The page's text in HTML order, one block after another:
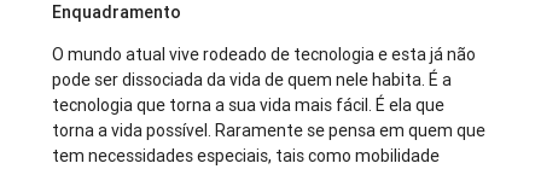
Enquadramento
O mundo atual vive rodeado de tecnologia e esta já não
pode ser dissociada da vida de quem nele habita. É a
tecnologia que torna a sua vida mais fácil. É ela que
torna a vida possível. Raramente se pensa em quem que
tem necessidades especiais, tais como mobilidade